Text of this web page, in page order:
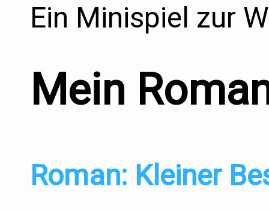
Ein Minispiel zur
Mein
Roman: Kleiner